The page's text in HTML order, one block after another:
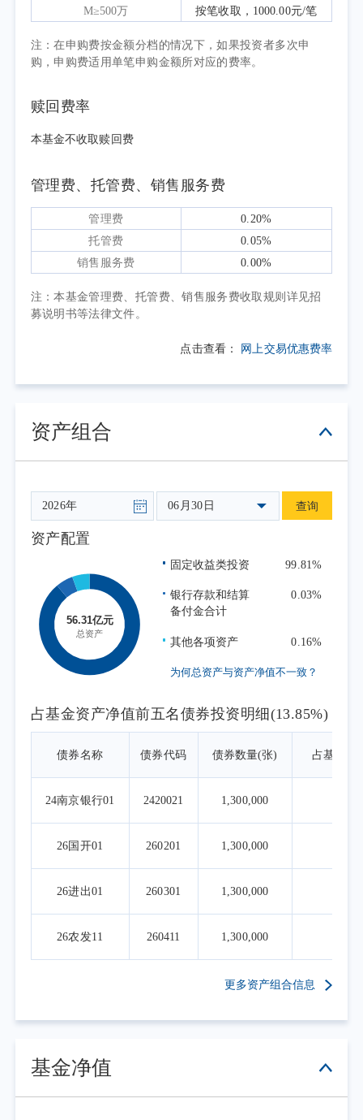
二季度宏观政策延续稳健偏宽松基调，操
控工具箱和利率调控框架。债市主要受资金面
呈震荡走强、利多共振走势，长短端收益率震
端供需影响震荡下行，1年期AAA评级同业存单
以及资金面预期修正下有所修复，截至二季度
末，1年期AAA评级同业存单收益率收至
1.47%。长债在4-5月受宽松资金面、地缘风险
缓和叠加偏弱的基本面影响走强，10年期国债
交易盘止盈需求增加，10年期国债收益率小幅
益率曲线的变化，调整组合久期和杠杆水平。
总体来看，本基金二季度在保障投资者流动性
M≥500万 按笔收取，1000.00元/笔
注：在申购费按金额分档的情况下，如果投资者多次申
购，申购费适用单笔申购金额所对应的费率。
赎回费率
本基金不收取赎回费
管理费、托管费、销售服务费
管理费
0.20%
托管费
0.05%
销售服务费
0.00%
注：本基金管理费、托管费、销售服务费收取规则详见招
募说明书等法律文件。
点击查看： 网上交易优惠费率
资产组合
06月30日 查询
资产配置
固定收益类投资 99.81%
银行存款和结算
备付金合计
0.03%
其他各项资产 0.16%
为何总资产与资产净值不一致？
占基金资产净值前五名债券投资明细(13.85%)
债券名称 债券代码 债券数量(张) 占基金资
24南京银行01 2420021 1,300,000
26国开01 260201 1,300,000
26进出01 260301 1,300,000
26农发11 260411 1,300,000
更多资产组合信息
基金净值